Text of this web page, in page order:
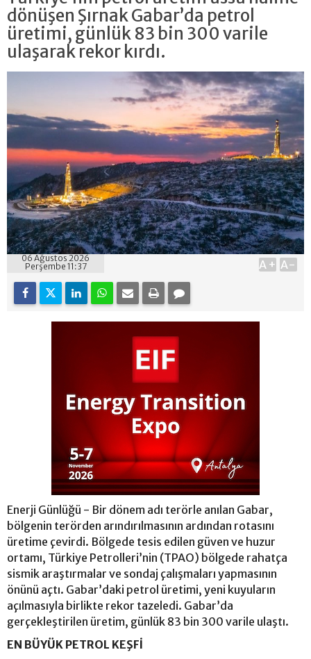
dönüşen Şırnak Gabar’da petrol
üretimi, günlük 83 bin 300 varile
ulaşarak rekor kırdı.
06 Ağustos 2026
Perşembe 11:37
A+ A-
Enerji Günlüğü - Bir dönem adı terörle anılan Gabar,
bölgenin terörden arındırılmasının ardından rotasını
üretime çevirdi. Bölgede tesis edilen güven ve huzur
ortamı, Türkiye Petrolleri’nin (TPAO) bölgede rahatça
sismik araştırmalar ve sondaj çalışmaları yapmasının
önünü açtı. Gabar’daki petrol üretimi, yeni kuyuların
açılmasıyla birlikte rekor tazeledi. Gabar’da
gerçekleştirilen üretim, günlük 83 bin 300 varile ulaştı.
EN BÜYÜK PETROL KEŞFİ